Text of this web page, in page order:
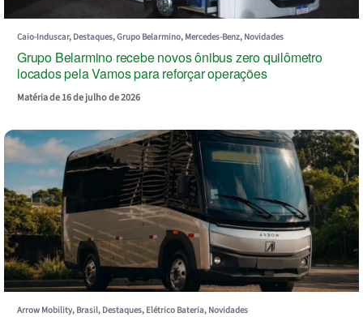
Caio-Induscar, Destaques, Grupo Belarmino, Mercedes-Benz, Novidades
Grupo Belarmino recebe novos ônibus zero quilômetro
locados pela Vamos para reforçar operações
Matéria de 16 de julho de 2026
Arrow Mobility, Brasil, Destaques, Elétrico Bateria, Novidades